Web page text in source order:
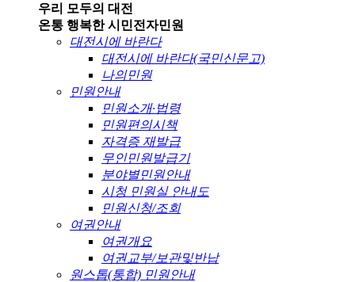
우리 모두의 대전
온통 행복한 시민전자민원
대전시에 바란다
대전시에 바란다(국민신문고)
나의민원
민원안내
민원소개·법령
민원편의시책
자격증 재발급
무인민원발급기
분야별민원안내
시청 민원실 안내도
민원신청/조회
여권안내
여권개요
여권교부/보관및반납
원스톱(통합) 민원안내